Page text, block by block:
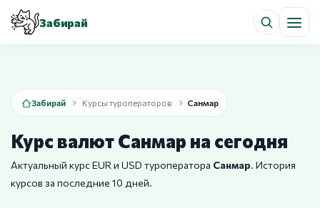
Забирай
Забирай Курсы туроператоров Санмар
Курс валют Санмар на сегодня
Актуальный курс EUR и USD туроператора Санмар. История
курсов за последние 10 дней.